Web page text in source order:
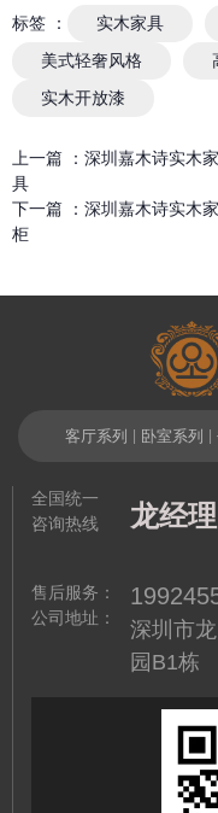
标签 ： 实木家具
美式轻奢风格
实木开放漆
上一篇 ： 深圳嘉木诗实木
具
下一篇 ： 深圳嘉木诗实木
柜
灰实木橱柜 全屋定制实
客厅系列 卧室系列
全国统一
咨询热线
售后服务：
公司地址：
龙经
深圳市
园B1栋